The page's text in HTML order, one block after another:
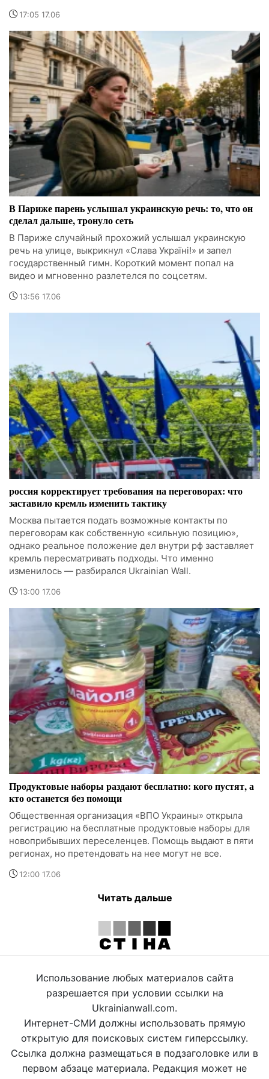
17:05 17.06
В Париже парень услышал украинскую речь: то, что он
сделал дальше, тронуло сеть
В Париже случайный прохожий услышал украинскую
речь на улице, выкрикнул «Слава Україні!» и запел
государственный гимн. Короткий момент попал на
видео и мгновенно разлетелся по соцсетям.
13:56 17.06
россия корректирует требования на переговорах: что
заставило кремль изменить тактику
Москва пытается подать возможные контакты по
переговорам как собственную «сильную позицию»,
однако реальное положение дел внутри рф заставляет
кремль пересматривать подходы. Что именно
изменилось — разбирался Ukrainian Wall.
13:00 17.06
Продуктовые наборы раздают бесплатно: кого пустят, а
кто останется без помощи
Общественная организация «ВПО Украины» открыла
регистрацию на бесплатные продуктовые наборы для
новоприбывших переселенцев. Помощь выдают в пяти
регионах, но претендовать на нее могут не все.
12:00 17.06
Читать дальше
Использование любых материалов сайта
разрешается при условии ссылки на
Ukrainianwall.com.
Интернет-СМИ должны использовать прямую
открытую для поисковых систем гиперссылку.
Ссылка должна размещаться в подзаголовке или в
первом абзаце материала. Редакция может не